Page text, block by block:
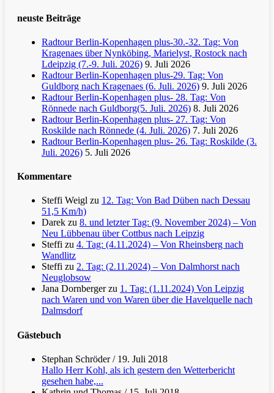
neuste Beiträge
Radtour Berlin-Kopenhagen plus-30.-32. Tag: Von
Kragenaes über Nynköbing, Marielyst, Rostock nach
Ldeipzig (7.-9. Juli. 2026) 9. Juli 2026
Radtour Berlin-Kopenhagen plus-29. Tag: Von
Guldborg nach Kragenaes (6. Juli. 2026) 9. Juli 2026
Radtour Berlin-Kopenhagen plus- 28. Tag: Von
Rönnede nach Guldborg(5. Juli. 2026) 8. Juli 2026
Radtour Berlin-Kopenhagen plus- 27. Tag: Von
Roskilde nach Rönnede (4. Juli. 2026) 7. Juli 2026
Radtour Berlin-Kopenhagen plus- 26. Tag: Roskilde (3.
Juli. 2026) 5. Juli 2026
Kommentare
Steffi Weigl zu 12. Tag: Von Bad Düben nach Dessau
51,5 Km/h)
Darek zu 8. und letzter Tag: (9. November 2024) – Von
Neu Lübbenau über Cottbus nach Leipzig
Steffi zu 4. Tag: (4.11.2024) – Von Rheinsberg nach
Wandlitz
Steffi zu 2. Tag: (2.11.2024) – Von Dalmhorst nach
Neuglobsow
Jana Dornbergerzu 1. Tag: (1.11.2024) Von Leipzig
nach Waren und von Waren über die Havelquelle nach
Dalmsdorf
Gästebuch
Stephan Schröder/ 19. Juli 2018
Hallo Herr Kohl, als ich gestern den Wetterbericht
gesehen habe,...